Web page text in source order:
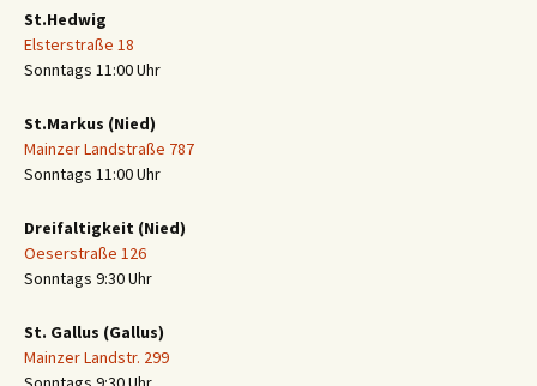
St.Hedwig
Elsterstraße 18
Sonntags 11:00 Uhr
St.Markus (Nied)
Mainzer Landstraße 787
Sonntags 11:00 Uhr
Dreifaltigkeit (Nied)
Oeserstraße 126
Sonntags 9:30 Uhr
St. Gallus (Gallus)
Mainzer Landstr. 299